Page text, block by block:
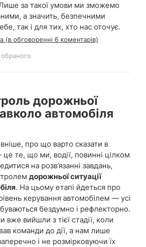
за такої умови ми зможемо
а значить, безпечними
так і для тих, хто нас оточує.
(в обговоренні 6 коментарів)
дорожньої
автомобіля
про що варто сказати в
це те, що ми, водії, повинні цілком
на розв’язанні завдань,
дорожньої ситуації
. На цьому етапі йдеться про
керування автомобілем — усі
бездумно і рефлекторно.
вийшли з тієї стадії, коли
команди до дії, а нам лише
і не розмірковуючи їх